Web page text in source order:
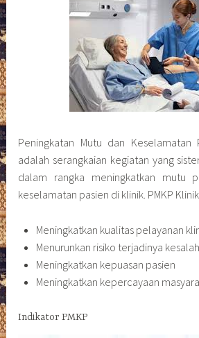
Peningkatan Mutu dan Keselamatan
adalah serangkaian kegiatan yang
dalam rangka meningkatkan mutu
keselamatan pasien di klinik. PMKP
Meningkatkan kualitas pelayanan
Menurunkan risiko terjadinya
Meningkatkan kepuasan pasien
Meningkatkan kepercayaan
Indikator PMKP